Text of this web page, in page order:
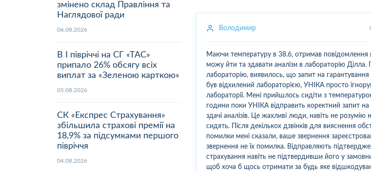
змінено склад Правління та
Наглядової ради
06.08.2026
В І півріччі на СГ «ТАС»
припало 26% обсягу всіх
виплат за «Зеленою карткою»
05.08.2026
СК «Експрес Страхування»
збільшила страхові премії на
18,9% за підсумками першого
півріччя
04.08.2026
Володимир
Маючи температуру в 38.6, отримав повідомлення
можу йти та здавати аналізи в лабораторію
лабораторію, виявилось, що запит на гарантування
був відхилений лабораторією, УНІКА просто
лабораторії. Мені прийшлось сидіти з
години поки УНІКА відправить коректний запит на
здачі аналізів. Це жахливі люди, навіть не
сидять. Після декількох дзвінків для вияснення
помилки мені сказали, ваше звернення
звернення не їх помилка. Відправляють
страхування навіть не підтвердивши його у
щоб хоча б щось отримати за будь яке